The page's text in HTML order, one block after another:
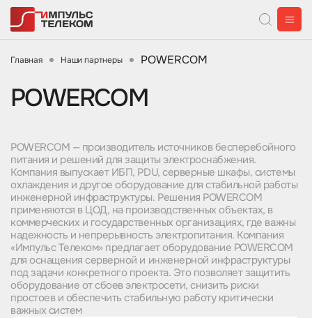
Главная Наши партнеры POWERCOM
POWERCOM
POWERCOM — производитель источников бесперебойного
питания и решений для защиты электроснабжения.
Компания выпускает ИБП, PDU, серверные шкафы, системы
охлаждения и другое оборудование для стабильной работы
инженерной инфраструктуры. Решения POWERCOM
применяются в ЦОД, на производственных объектах, в
коммерческих и государственных организациях, где важны
надежность и непрерывность электропитания. Компания
«Импульс Телеком» предлагает оборудование POWERCOM
для оснащения серверной и инженерной инфраструктуры
под задачи конкретного проекта. Это позволяет защитить
оборудование от сбоев электросети, снизить риски
простоев и обеспечить стабильную работу критически
важных систем